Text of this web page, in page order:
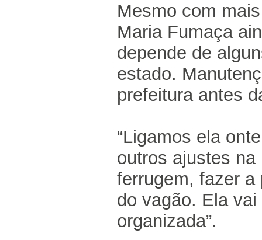
Mesmo com
Maria Fumaça
depende de
estado.
prefeitura antes
“Ligamos ela
outros ajustes
ferrugem, fazer a
do vagão. Ela
organizada”.